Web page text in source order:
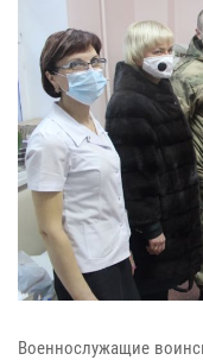
Военнослужащие